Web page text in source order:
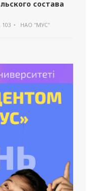
состава
103 НАО "МУС"